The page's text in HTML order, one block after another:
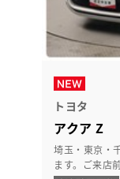
トヨタ
アクア Z
埼玉・東京・
ます。ご来店